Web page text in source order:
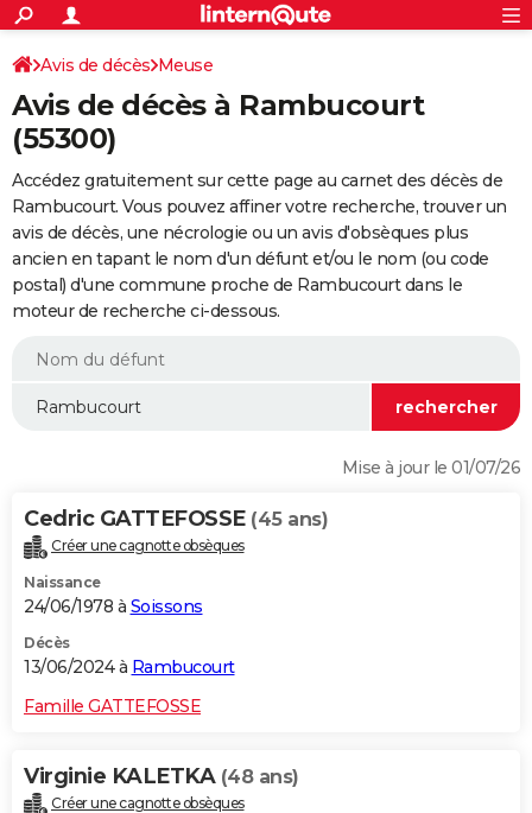
ACTUALITÉS
Politique
Société
Faits Divers
Education
Monde
Villes
+
SPORT
Coupe du monde 2026
Football
Tennis
Cyclisme
Rugby
Forum
FINANCE
Retraite
Impôts
Epargne
Immobilier
Risques naturels par ville
Banque
Assurance
Crédit
Essais
Réserver un essai
Citadines
Berlines
SUV
Forum auto
+
HIGH-TECH
Mobiles
Meilleur smartphone
Internet
Ordinateurs
Jeux vidéo
Guide high-tech
+BRICOLAGE
Forum
Aménagement intérieur
Extérieur
Cuisine
Salle de bains
Jardinage
Rangement
WEEK-END
Guides de France
Escapades
Patrimoine
Expositions
Musées
Week-end nature
LIFESTYLE
Alimentation
Guide de la santé
Maladies
Médicaments
Sommeil
VOYAGE
Destinations
City break
Voyage nature
Voyage de noces
Forum
Climat
+PHOTO
GUIDES D'ACHAT
BONS PLANS
CARTE DE VOEUX
Dictionnaire
Biographies
Citations
Expressions
Proverbes
PROGRAMME TV
Avis de décès Meuse
Avis de décès à Rambucourt
(55300)
Accédez gratuitement sur cette page au carnet des décès de
Rambucourt. Vous pouvez affiner votre recherche, trouver un
avis de décès, une nécrologie ou un avis d'obsèques plus
ancien en tapant le nom d'un défunt et/ou le nom (ou code
postal) d'une commune proche de Rambucourt dans le
moteur de recherche ci-dessous.
Mise à jour le 01/07/26
Cedric GATTEFOSSE (45 ans)
Créer une cagnotte obsèques
Naissance
24/06/1978 à Soissons
Décès
13/06/2024 à Rambucourt
Famille GATTEFOSSE
Virginie KALETKA (48 ans)
Créer une cagnotte obsèques